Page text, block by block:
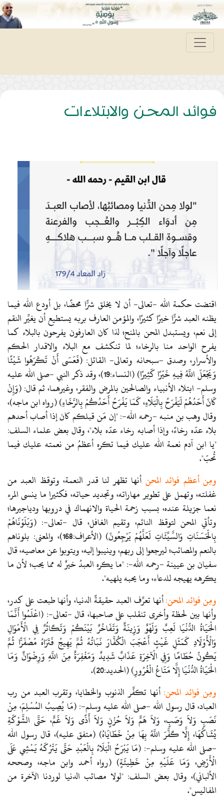
فوائد المحن والابتلاءات
اقتضت حكمة الله -تعالى- أن لا يخلق شرًّا محضًا، بل أودع الله فيما
يظنه العبد شرًّا خيرًا كثيرًا، والمؤمن العارف بربه يستطيع أن يغيِّر النقم
إلى نعم، ويستبدل المحن بالمنح؛ لذا كان العارفون يفرحون بالبلاء كما
يفرح الواحد منا بالرخاء؛ لما تنكشف مع البلاء والاقدار الحكم
والأسرار، وصدق -سبحانه وتعالى- القائل: (فَعَسَى أَنْ تَكْرَهُوا شَيْئًا
وَيَجْعَلَ اللَّهُ فِيهِ خَيْرًا كَثِيرًا) (النساء:19)، وقد ذكر النبي -صلى الله عليه
وسلم- ابتلاء الأنبياء والصالحين بالمرض والفقر، وغيرهما، ثم قال: (وَإِنْ
كَانَ أَحَدُهُمْ لَيَفْرَحُ بِالْبَلَاءِ، كَمَا يَفْرَحُ أَحَدُكُمْ بِالرَّخَاءِ) (رواه ابن ماجه)،
وقال وهب بن منبه -رحمه الله-: "إن مَن قبلكم كان إذا أصاب أحدهم
بلاء عدّه رخاءً، وإذا أصابه رخاء عدّه بلاء"، وقال بعض علماء السلف:
"يا ابن آدم نعمة الله عليك فيما تكره أعظمُ من نعمته عليك فيما
تُحبّ".
ومِن أعظم فوائد المحن أنها تظهر لنا قدر النعمة، وتوقظ العبد من
غفلته، وتهمل على تطوير مهاراته، وتجديد حياته، فكثيرا ما ينسى المرء
نعما جزيلة عنده، بسبب زحمة الحياة والانهماك في دروبها ودياجيرها؛
وتأتي المحن لتوقظ النائم، وتقيم الغافل، قال -تعالى-: (وَبَلَوْنَاهُمْ
بِالْحَسَنَاتِ وَالسَّيِّئَاتِ لَعَلَّهُمْ يَرْجِعُونَ) (الأعراف:168)، والمعنى: بلوناهم
بالنعم والمصائب؛ ليرجعوا إلى ربهم، وينيبوا إليه، ويتوبوا عن معاصيه،قال
سفيان بن عيينة -رحمه الله-: "ما يكره العبدُ خيرٌ له مما يحب؛ لأن ما
يكرهه يهيجه للدعاء، وما يحبه يلهيه".
ومِن فوائد المحن:أنها تعرِّف العبد حقيقةً الدنيا، وأنها طبعت على كدر،
وأنها بين لحظة وأخرى تنقلب على صاحبها، قال -تعالى-: (اعْلَمُوا أَنَّمَا
الْحَيَاةُ الدُّنْيَا لَعِبٌ وَلَهْوٌ وَزِينَةٌ وَتَفَاخُرٌ بَيْنَكُمْ وَتَكَاثُرٌ فِي الْأَمْوَالِ
وَالْأَوْلَادِ كَمَثَلِ غَيْثٍ أَعْجَبَ الْكُفَّارَ نَبَاتُهُ ثُمَّ يَهِيجُ فَتَرَاهُ مُصْفَرًّا ثُمَّ
يَكُونُ حُطَامًا وَفِي الْآخِرَةِ عَذَابٌ شَدِيدٌ وَمَغْفِرَةٌ مِنَ اللَّهِ وَرِضْوَانٌ وَمَا
الْحَيَاةُ الدُّنْيَا إِلَّا مَتَاعُ الْغُرُورِ) (الحديد:20).
ومِن فوائد المحن: أنها تكفِّر الذنوب والخطايا، وتقرب العبد من رب
العباد، قال رسول الله -صلى الله عليه وسلم-: (مَا يُصِيبُ المُسْلِمَ، مِنْ
نَصَبٍ وَلاَ وَصَبٍ، وَلاَ هَمٍّ وَلاَ حُزْنٍ وَلاَ أَذًى وَلاَ غَمٍّ، حَتَّى الشَّوْكَةِ
يُشَاكُهَا، إِلَّا كَفَّرَ اللَّهُ بِهَا مِنْ خَطَايَاهُ) (متفق عليه)، قال رسول الله
-صلى الله عليه وسلم-: (مَا يَبْرَحُ الْبَلَاءُ بِالْعَبْدِ حَتَّى يَتْرُكَهُ يَمْشِي عَلَى
الْأَرْضِ، وَمَا عَلَيْهِ مِنْ خَطِيئَةٍ) (رواه أحمد وابن ماجه، وصححه
الألباني)، وقال بعض السلف: "لولا مصائب الدنيا لوردنا الآخرة من
المفاليس".